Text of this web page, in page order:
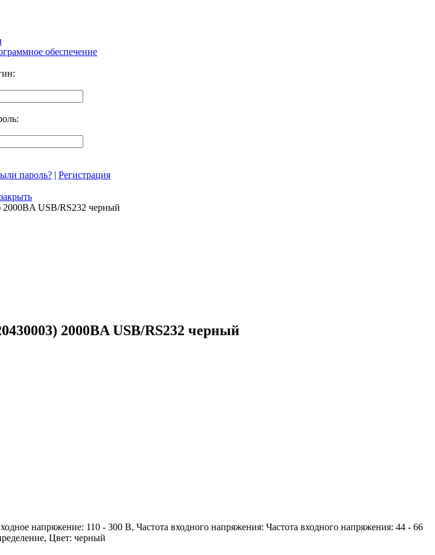
обеспечение
пароль? | Регистрация
USB/RS232 черный
2000ВA USB/RS232 черный
напряжение: 110 - 300 В, Частота входного напряжения: Частота входного напряжения: 44 - 66
Цвет: черный